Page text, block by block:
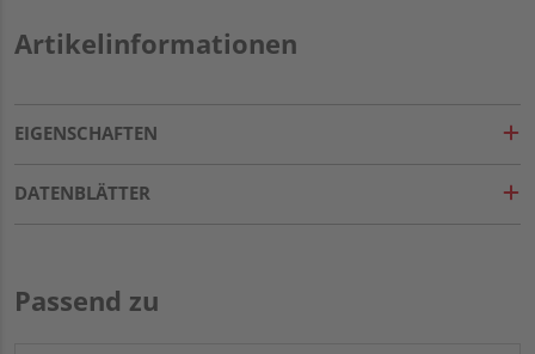
Artikelinformationen
EIGENSCHAFTEN
DATENBLÄTTER
Passend zu